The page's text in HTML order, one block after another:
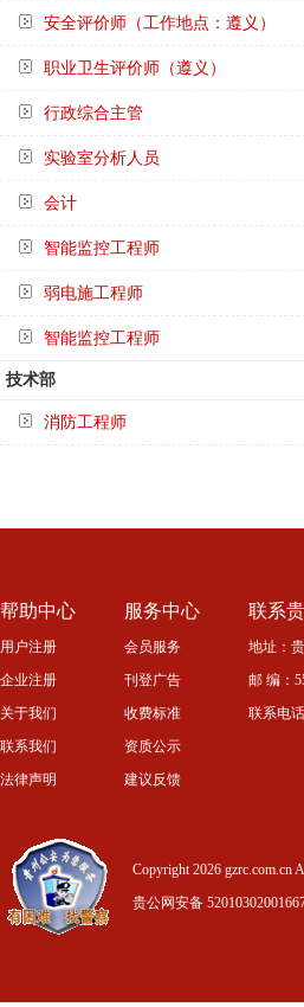
安全评价师（工作地点：遵义）
职业卫生评价师（遵义）
行政综合主管
实验室分析人员
会计
智能监控工程师
弱电施工程师
智能监控工程师
技术部
消防工程师
帮助中心
用户注册
企业注册
关于我们
联系我们
法律声明
服务中心
会员服务
刊登广告
收费标准
资质公示
建议反馈
联系
地址：
邮 编：
联系电
Copyright 2026 gzrc.com.cn
贵公网安备